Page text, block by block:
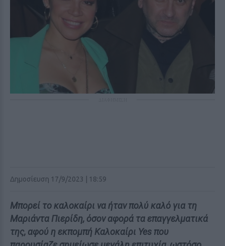
Δημοσίευση 17/9/2023 | 18:59
Μπορεί το καλοκαίρι να ήταν πολύ καλό για τη
Μαριάντα Πιερίδη, όσον αφορά τα επαγγελματικά
της, αφού η εκπομπή Καλοκαίρι Yes που